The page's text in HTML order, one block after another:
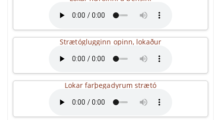
Strætóglugginn opinn, lokaður
Lokar farþegadyrum strætó